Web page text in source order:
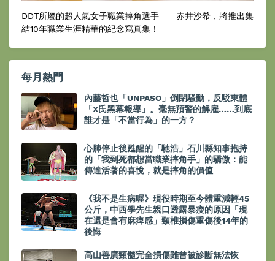
DDT所屬的超人氣女子職業摔角選手——赤井沙希，將推出集
結10年職業生涯精華的紀念寫真集！
每月熱門
內藤哲也「UNPASO」倒閉騷動，反駁東體
「X氏黑幕報導」。毫無預警的解雇……到底
誰才是「不當行為」的一方？
心肺停止後甦醒的「馳浩」石川縣知事抱持
的「我到死都想當職業摔角手」的驕傲：能
傳達活著的喜悅，就是摔角的價值
《我不是生病喔》現役時期至今體重減輕45
公斤，中西學先生親口透露暴瘦的原因「現
在還是會有麻痺感」頸椎損傷重傷後14年的
後悔
高山善廣頸髓完全損傷雖曾被診斷無法恢